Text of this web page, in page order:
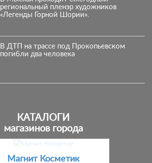
региональный пленэр художников
«Легенды Горной Шории».
В ДТП на трассе под Прокопьевском
погибли два человека
КАТАЛОГИ
магазинов города
Магнит Косметик